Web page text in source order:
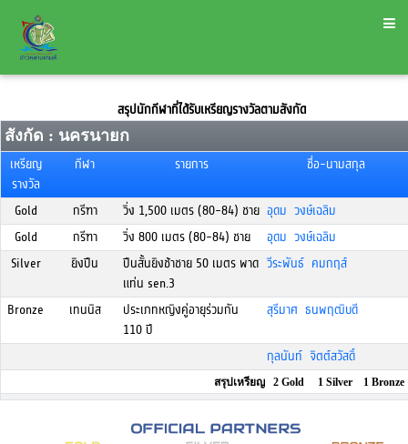
สรุปนักกีฬาที่ได้รับเหรียญรางวัลตามสังกัด
สังกัด : นครนายก
เหรียญ
รางวัล
กีฬา รายการ ชื่อ-นามสกุล
Gold กรีฑา วิ่ง 1,500 เมตร (80-84) ชาย อุดม วงษ์เฉลิม
Gold
กรีฑา วิ่ง 800 เมตร (80-84) ชาย
อุดม วงษ์เฉลิม
Silver
ยิงปืน
ปืนสั้นยิงช้าชาย 50 เมตร พาด
แท่น sen.3
วีระพันธ์ คมกฤส์
Bronze เทนนิส
ประเภทหญิงคู่อายุร่วมกัน
110 ปี
สุรีมาศ ธนพฤฒิบดี
กุลนันท์ จิตต์สวัสดิ์
สรุปเหรียญ 2 Gold 1 Silver 1 Bronze